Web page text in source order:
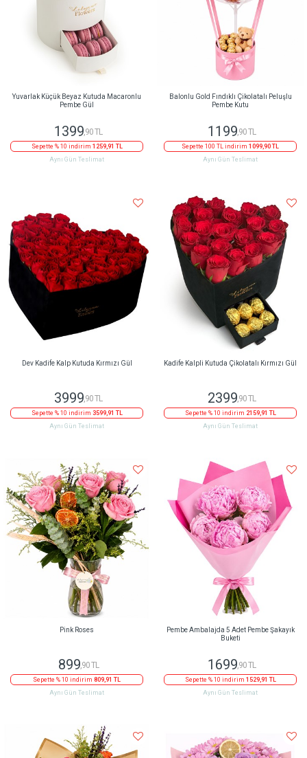
Yuvarlak Küçük Beyaz Kutuda Macaronlu
Pembe Gül
1399 ,90 TL
Sepette % 10 indirim 1259,91 TL
Aynı Gün Teslimat
Balonlu Gold Fındıklı Çikolatalı Peluşlu
Pembe Kutu
1199 ,90 TL
Sepette 100 TL indirim 1099,90 TL
Aynı Gün Teslimat
Dev Kadife Kalp Kutuda Kırmızı Gül
3999,90 TL
Sepette % 10 indirim 3599,91 TL
Aynı Gün Teslimat
Kadife Kalpli Kutuda Çikolatalı Kırmızı Gül
2399,90 TL
Sepette % 10 indirim 2159,91 TL
Aynı Gün Teslimat
Pink Roses
899,90 TL
Sepette % 10 indirim 809,91 TL
Aynı Gün Teslimat
Pembe Ambalajda 5 Adet Pembe Şakayık
Buketi
1699,90 TL
Sepette % 10 indirim 1529,91 TL
Aynı Gün Teslimat